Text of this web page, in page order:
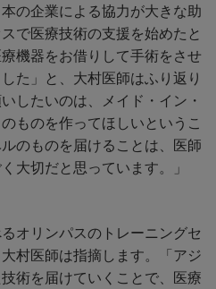
の企業による協力が大きな助
で医療技術の支援を始めたと
機器をお借りして手術をさせ
た」と、大村医師はふり返り
したいのは、メイド・イン・
ものを作ってほしいというこ
のものを届けることは、医師
大切だと思っています。」
オリンパスのトレーニングセ
村医師は指摘します。「アジ
術を届けていくことで、医療